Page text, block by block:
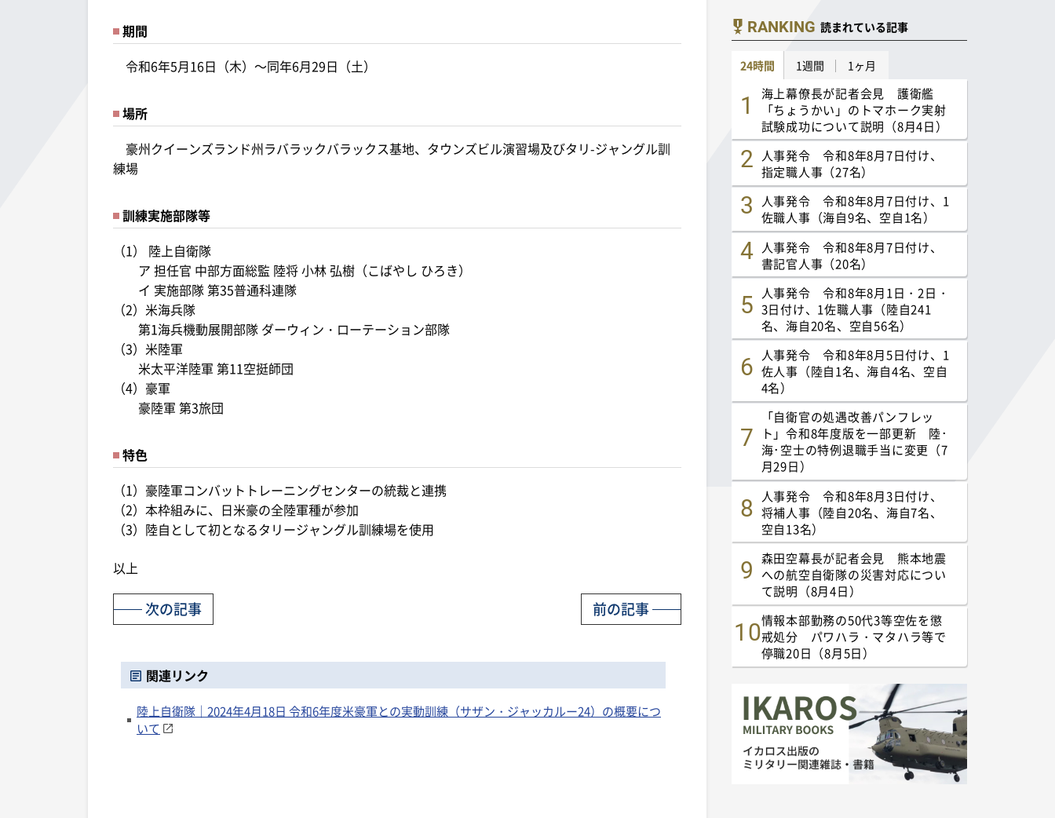
期間
令和6年5月16日（木）～同年6月29日（土）
場所
豪州クイーンズランド州ラバラックバラックス基地、タウンズビル演習場及びタリ-ジャングル訓
練場
訓練実施部隊等
（1） 陸上自衛隊
ア 担任官 中部方面総監 陸将 小林 弘樹（こばやし ひろき）
イ 実施部隊 第35普通科連隊
（2）米海兵隊
第1海兵機動展開部隊 ダーウィン・ローテーション部隊
（3）米陸軍
米太平洋陸軍 第11空挺師団
（4）豪軍
豪陸軍 第3旅団
特色
（1）豪陸軍コンバットトレーニングセンターの統裁と連携
（2）本枠組みに、日米豪の全陸軍種が参加
（3）陸自として初となるタリージャングル訓練場を使用
以上
前の記事
次の記事
関連リンク
陸上自衛隊｜2024年4月18日 令和6年度米豪軍との実動訓練（サザン・ジャッカルー24）の概要につ
いて
RANKING 読まれている記事
24時間 1週間 1ヶ月
海上幕僚長が記者会見 護衛艦
「ちょうかい」のトマホーク実射
試験成功について説明（8月4日）
人事発令 令和8年8月7日付け、
指定職人事（27名）
人事発令 令和8年8月7日付け、1
佐職人事（海自9名、空自1名）
人事発令 令和8年8月7日付け、
書記官人事（20名）
人事発令 令和8年8月1日・2日・
3日付け、1佐職人事（陸自241
名、海自20名、空自56名）
人事発令 令和8年8月5日付け、1
佐人事（陸自1名、海自4名、空自
4名）
「自衛官の処遇改善パンフレッ
ト」令和8年度版を一部更新 陸･
海･空士の特例退職手当に変更（7
月29日）
人事発令 令和8年8月3日付け、
将補人事（陸自20名、海自7名、
空自13名）
森田空幕長が記者会見 熊本地震
への航空自衛隊の災害対応につい
て説明（8月4日）
情報本部勤務の50代3等空佐を懲
戒処分 パワハラ・マタハラ等で
停職20日（8月5日）